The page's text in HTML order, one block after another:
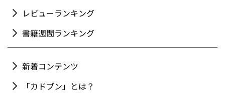
レビューランキング
書籍週間ランキング
新着コンテンツ
「カドブン」とは？